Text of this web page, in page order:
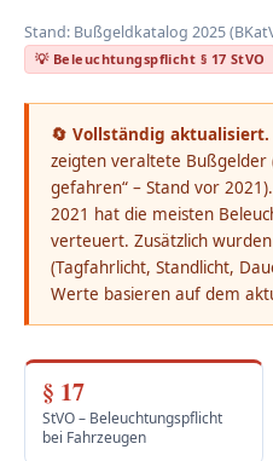
Stand: Bußgeldkatalog 2025
💡 Beleuchtungspflicht § 17 StVO
🔄 Vollständig aktualisiert.
zeigten veraltete Bußgelder
gefahren“ – Stand vor
2021 hat die meisten
verteuert. Zusätzlich
(Tagfahrlicht, Standlicht,
Werte basieren auf dem
§ 17
StVO – Beleuchtungspflicht
bei Fahrzeugen